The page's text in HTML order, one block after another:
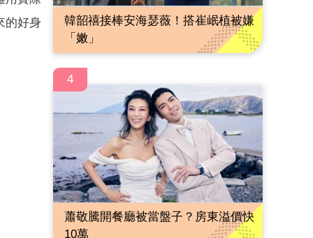
的好身
韓韶禧接棒安海瑟薇！搭崔岷植被嫌
「嫩」
4
蕭敬騰開餐廳被當盤子？房東溢價快
10萬